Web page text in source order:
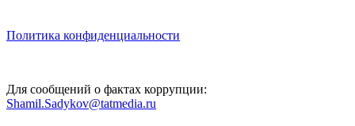
Политика конфиденциальности
Для сообщений о фактах коррупции:
Shamil.Sadykov@tatmedia.ru